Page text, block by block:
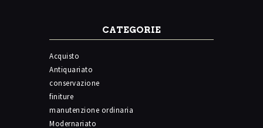
CATEGORIE
Acquisto
Antiquariato
conservazione
finiture
manutenzione ordinaria
Modernariato